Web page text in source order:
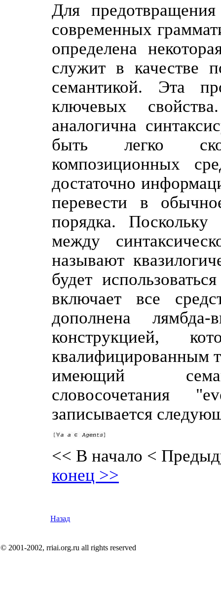
Для
современных
определена
служит в качестве
семантикой. Эта
ключевых
аналогична
быть легко
композиционных
достаточно
перевести в
порядка.
между
называют
будет
включает все
дополнена
конструкцией,
квалифицированным
имеющий
словосочетания
записывается
<< В начало <
конец >>
Назад
© 2001-2002, rriai.org.ru all rights reserved